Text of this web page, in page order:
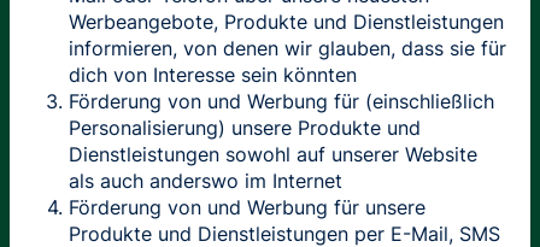
Werbeangebote, Produkte und Dienstleistungen
informieren, von denen wir glauben, dass sie für
dich von Interesse sein könnten
Förderung von und Werbung für (einschließlich
Personalisierung) unsere Produkte und
Dienstleistungen sowohl auf unserer Website
als auch anderswo im Internet
Förderung von und Werbung für unsere
Produkte und Dienstleistungen per E-Mail, SMS